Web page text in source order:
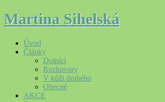
Martina Sihelská
Úvod
Články
Dolníci
Rozhovory
V kůži druhého
Obecné
AKCE